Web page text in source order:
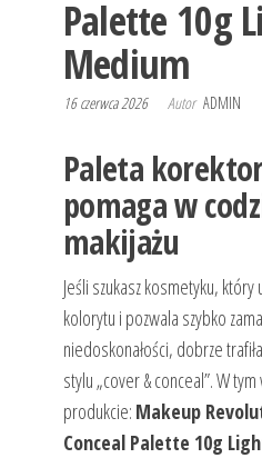
Palette 10g
Medium
16 czerwca 2026 Autor ADMIN
Paleta
pomaga w
makijażu
Jeśli szukasz kosmetyku,
kolorytu i pozwala szybko
niedoskonałości, dobrze
stylu „cover & conceal”. W
produkcie: Makeup
Conceal Palette 10g